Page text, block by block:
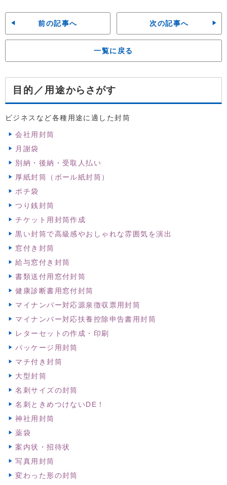
前の記事へ
一覧に戻る
次の記事へ
目的／用途からさがす
ビジネスなど各種用途に適した封筒
会社用封筒
月謝袋
別納・後納・受取人払い
厚紙封筒（ボール紙封筒）
ポチ袋
つり銭封筒
チケット用封筒作成
黒い封筒で高級感やおしゃれな雰囲気を演出
窓付き封筒
給与窓付き封筒
書類送付用窓付封筒
健康診断書用窓付封筒
マイナンバー対応源泉徴収票用封筒
マイナンバー対応扶養控除申告書用封筒
レターセットの作成・印刷
パッケージ用封筒
マチ付き封筒
大型封筒
名刺サイズの封筒
名刺ときめつけないDE！
神社用封筒
薬袋
案内状・招待状
写真用封筒
変わった形の封筒